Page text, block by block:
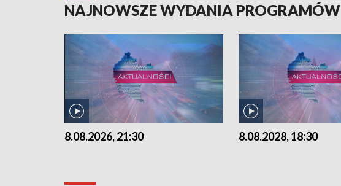
NAJNOWSZE WYDANIA PROGRAMÓW
8.08.2026, 21:30 8.08.2028, 18:30